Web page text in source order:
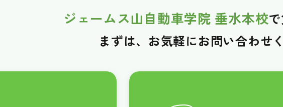
ジェームス山自動車学院 垂水本校で
まずは、お気軽にお問い合わせ